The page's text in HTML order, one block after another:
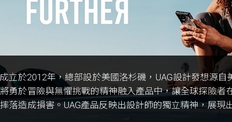
立於2012年，總部設於美國洛杉磯，UAG設計發想源自
勇於冒險與無懼挑戰的精神融入產品中，讓全球探險者
落造成損害。UAG產品反映出設計師的獨立精神，展現